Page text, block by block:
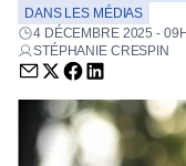
DANS LES MÉDIAS
4 DÉCEMBRE 2025 -
STÉPHANIE CRESPIN
Envoyer par email
Partager sur
Partager sur
Partager